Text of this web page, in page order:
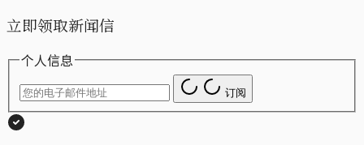
立即领取新闻信
个人信息
订阅